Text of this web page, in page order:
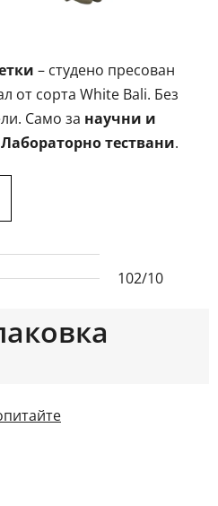
– студено пресован
от сорта White Bali. Без
Само за научни и
Лабораторно тествани.
102/10